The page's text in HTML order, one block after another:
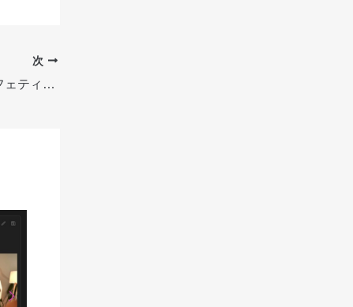
次
ベリーボタン・サプライズ：好みのフェティッシュにAI射精エフェクトをカスタマイズ